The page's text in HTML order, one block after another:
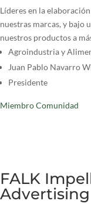
Líderes en la
nuestras marcas, y bajo
nuestros productos a
Agroindustria y
Juan Pablo Navarro
Presidente
Miembro Comunidad
FALK